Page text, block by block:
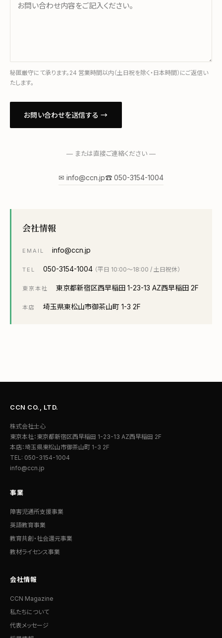
秘匿厳守にて承ります。24 営業時間以内（土日祝を除く・日本時間）にご返信い
たします。
お問い合わせを送信する →
— または直接ご連絡ください —
✉ info@ccn.jp☎ 050-3154-1004
会社情報
EMAIL info@ccn.jp
TEL 050-3154-1004 （平日 10:00〜18:00 / 土日祝休）
東京本社 東京都新宿区西早稲田 1-23-13 AZ西早稲田 2F
本店 埼玉県東松山市御茶山町 1-3 2F
CCN CO., LTD.
株式会社士心
東京本社：東京都新宿区西早稲田 1-23-13 AZ西早稲田 2F
本店：埼玉県東松山市御茶山町 1-3 2F
TEL: 050-3154-1004
info@ccn.jp
事業
障害児通所支援事業
英語教育事業
教育共創・社会還元事業
教材ライセンス事業
会社情報
CCN Magazine
私たちについて
代表メッセージ